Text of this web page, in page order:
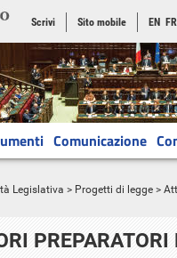
Scrivi Sito mobile EN FR
Comunicazione
Legislativa > Progetti di legge >